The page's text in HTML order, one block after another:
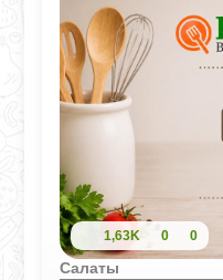
1,63K 0 0
Салаты